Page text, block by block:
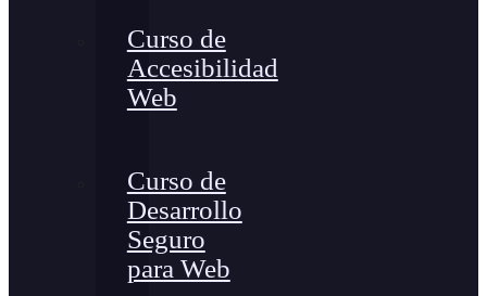
Curso de
Accesibilidad
Web
Curso de
Desarrollo
Seguro
para Web